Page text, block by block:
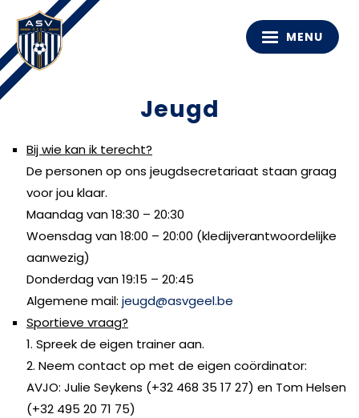
MENU
Jeugd
Bij wie kan ik terecht?
De personen op ons jeugdsecretariaat staan graag
voor jou klaar.
Maandag van 18:30 – 20:30
Woensdag van 18:00 – 20:00 (kledijverantwoordelijke
aanwezig)
Donderdag van 19:15 – 20:45
Algemene mail: jeugd@asvgeel.be
Sportieve vraag?
1. Spreek de eigen trainer aan.
2. Neem contact op met de eigen coördinator:
AVJO: Julie Seykens (+32 468 35 17 27) en Tom Helsen
(+32 495 20 71 75)